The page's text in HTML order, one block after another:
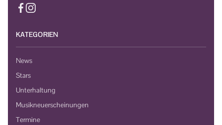
KATEGORIEN
News
Stars
Unterhaltung
Musikneuerscheinungen
Termine